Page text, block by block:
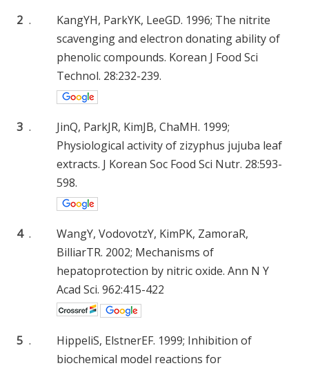
2 .
KangYH, ParkYK, LeeGD. 1996; The nitrite
scavenging and electron donating ability of
phenolic compounds. Korean J Food Sci
Technol. 28:232-239.
3 .
JinQ, ParkJR, KimJB, ChaMH. 1999;
Physiological activity of zizyphus jujuba leaf
extracts. J Korean Soc Food Sci Nutr. 28:593-
598.
4 .
WangY, VodovotzY, KimPK, ZamoraR,
BilliarTR. 2002; Mechanisms of
hepatoprotection by nitric oxide. Ann N Y
Acad Sci. 962:415-422
5 .
HippeliS, ElstnerEF. 1999; Inhibition of
biochemical model reactions for